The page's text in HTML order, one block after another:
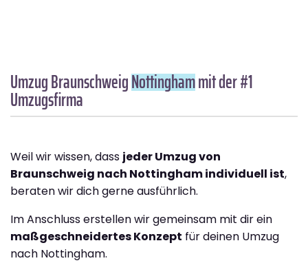
Umzug BraunschweigNottinghammit der #1
Umzugsfirma
Weil wir wissen, dass jeder Umzug von
Braunschweig nach Nottingham individuell ist,
beraten wir dich gerne ausführlich.
Im Anschluss erstellen wir gemeinsam mit dir ein
maßgeschneidertes Konzept für deinen Umzug
nach Nottingham.